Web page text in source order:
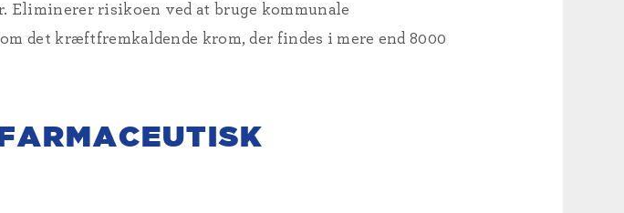
Eliminerer risikoen ved at bruge kommunale
det kræftfremkaldende krom, der findes i mere end 8000